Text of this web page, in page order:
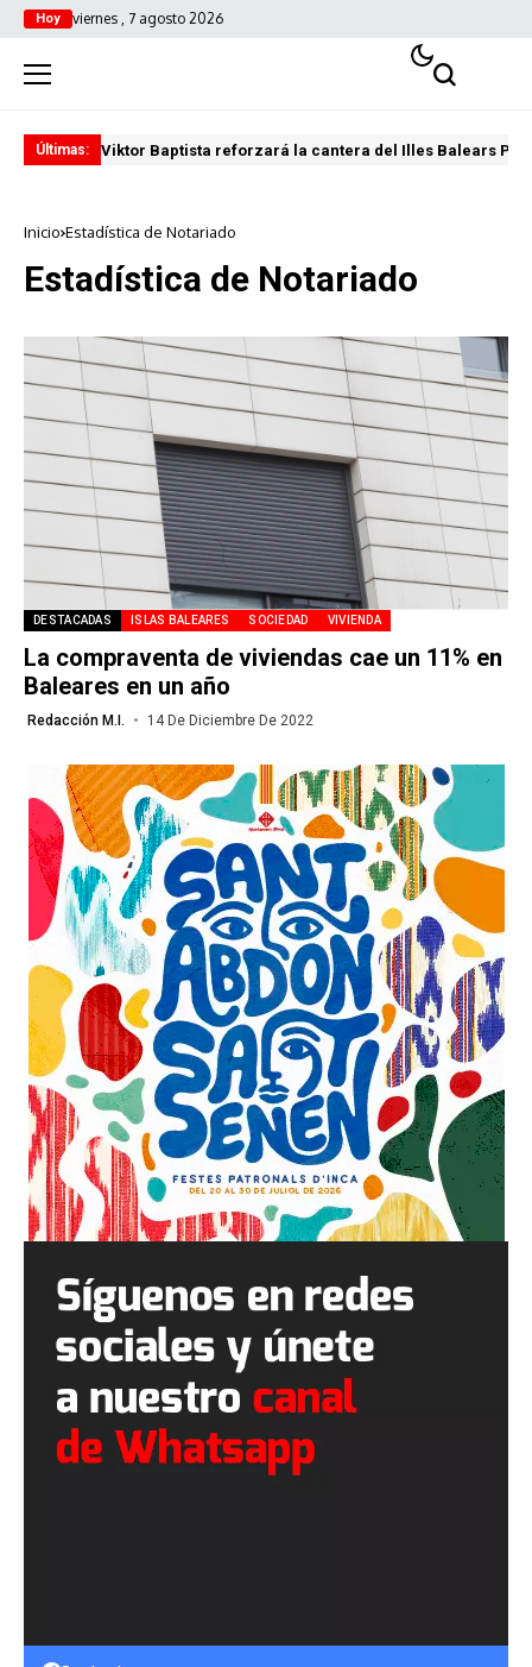
Hoy viernes , 7 agosto 2026
Últimas: Viktor Baptista reforzará la cantera del Illes Balears
Inicio Estadística de Notariado
Estadística de Notariado
DESTACADAS ISLAS BALEARES SOCIEDAD VIVIENDA
La compraventa de viviendas cae un 11% en
Baleares en un año
Redacción M.I. 14 De Diciembre De 2022